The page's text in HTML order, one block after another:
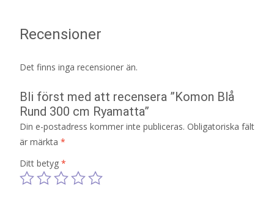
Recensioner
Det finns inga recensioner än.
Bli först med att recensera ”Komon Blå
Rund 300 cm Ryamatta”
Din e-postadress kommer inte publiceras. Obligatoriska fält
är märkta *
Ditt betyg *